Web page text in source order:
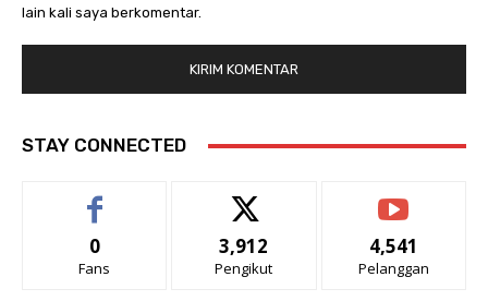
lain kali saya berkomentar.
STAY CONNECTED
0
Fans
3,912
Pengikut
4,541
Pelanggan